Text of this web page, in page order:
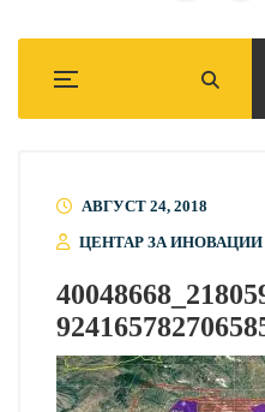
АВГУСТ 24, 2018
ЦЕНТАР ЗА ИНОВАЦИИ